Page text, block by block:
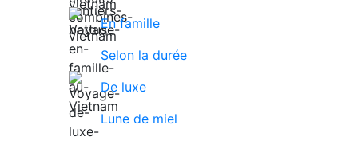
En famille
Selon la durée
De luxe
Lune de miel